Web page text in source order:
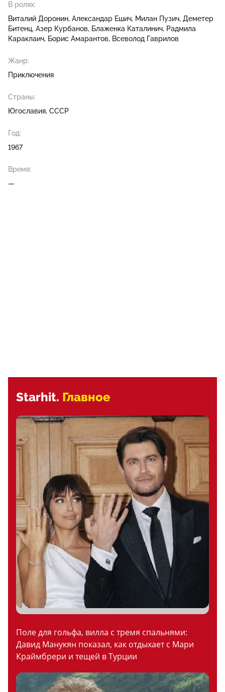
В ролях:
Виталий Доронин Александар Ешич Милан Пузич Деметер
Битенц Азер Курбанов Блаженка Каталинич Радмила
Караклаич Борис Амарантов Всеволод Гаврилов
Жанр:
Приключения
Страны:
Югославия, СССР
Год:
1967
Время:
—
Starhit. Главное
Поле для гольфа, вилла с тремя спальнями:
Давид Манукян показал, как отдыхает с Мари
Краймбрери и тещей в Турции